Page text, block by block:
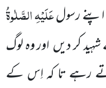
اپنے رسولعَلَیْہِالصَّلٰوۃُ
کر دیںاور وہ لوگ
رہے تا کہ اِس کے